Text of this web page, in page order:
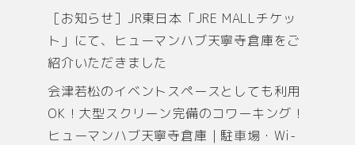
［お知らせ］JR東日本「JRE MALLチケッ
ト」にて、ヒューマンハブ天寧寺倉庫をご
紹介いただきました
会津若松のイベントスペースとしても利用
OK！大型スクリーン完備のコワーキング！
ヒューマンハブ天寧寺倉庫｜駐車場・Wi-